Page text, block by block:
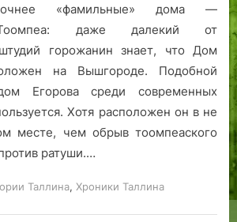
«фамильные» дома —
Тоомпеа: даже далекий от
горожанин знает, что Дом
на Вышгороде. Подобной
Егорова среди современных
Хотя расположен он в не
месте, чем обрыв тоомпеаского
ратуши.…
Таллина, Хроники Таллина